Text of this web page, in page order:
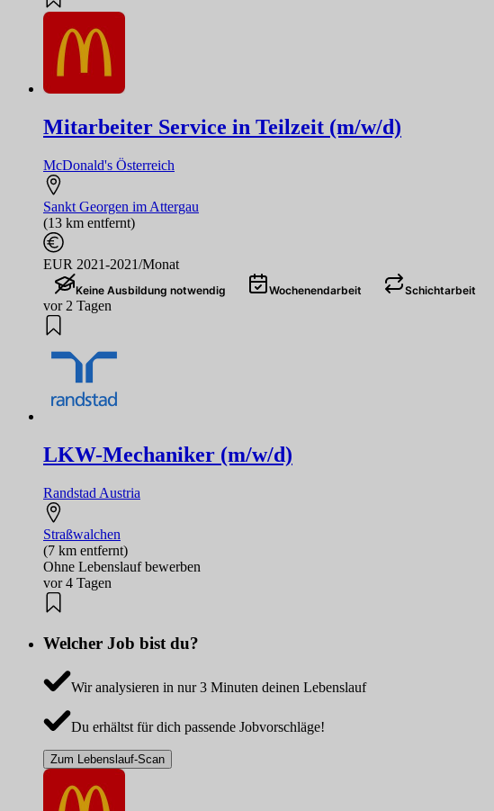
Mitarbeiter Service in Teilzeit (m/w/d)
McDonald's Österreich
Sankt Georgen im Attergau
(13 km entfernt)
EUR 2021-2021/Monat
Keine Ausbildung notwendig Wochenendarbeit Schichtarbeit
vor 2 Tagen
LKW-Mechaniker (m/w/d)
Randstad Austria
Straßwalchen
(7 km entfernt)
Ohne Lebenslauf bewerben
vor 4 Tagen
Welcher Job bist du?
Wir analysieren in nur 3 Minuten deinen Lebenslauf
Du erhältst für dich passende Jobvorschläge!
Zum Lebenslauf-Scan